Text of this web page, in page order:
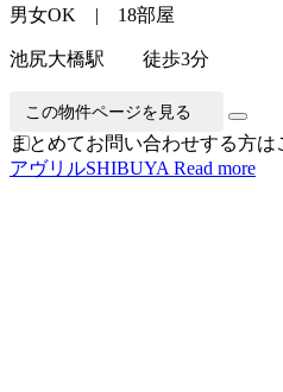
男女OK | 18部屋
池尻大橋駅 徒歩3分
この物件ページを見る
まとめてお問い合わせする方は
アヴリルSHIBUYA Read more